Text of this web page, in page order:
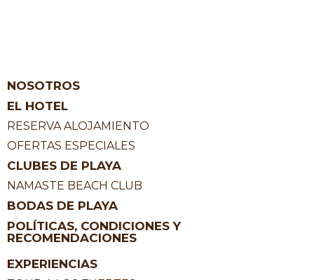
NOSOTROS
EL HOTEL
RESERVA ALOJAMIENTO
OFERTAS ESPECIALES
CLUBES DE PLAYA
NAMASTE BEACH CLUB
BODAS DE PLAYA
POLÍTICAS, CONDICIONES Y
RECOMENDACIONES
EXPERIENCIAS